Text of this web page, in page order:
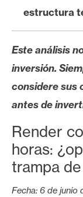
i
s
N
o
t
a
s
d
e
estructura
Este análisis
inversión.
considere sus
antes de
Render
horas:
trampa
Fecha: 6 de junio